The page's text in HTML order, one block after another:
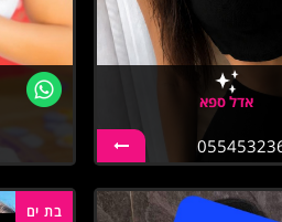
אדל ספא
בת ים